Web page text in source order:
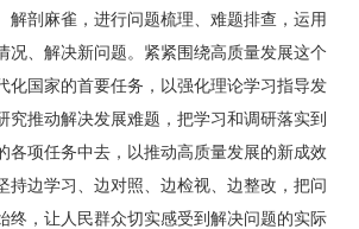
解剖麻雀，进行问题梳理、难题排查，运用
况、解决新问题。紧紧围绕高质量发展这个
化国家的首要任务，以强化理论学习指导发
究推动解决发展难题，把学习和调研落实到
各项任务中去，以推动高质量发展的新成效
持边学习、边对照、边检视、边整改，把问
终，让人民群众切实感受到解决问题的实际